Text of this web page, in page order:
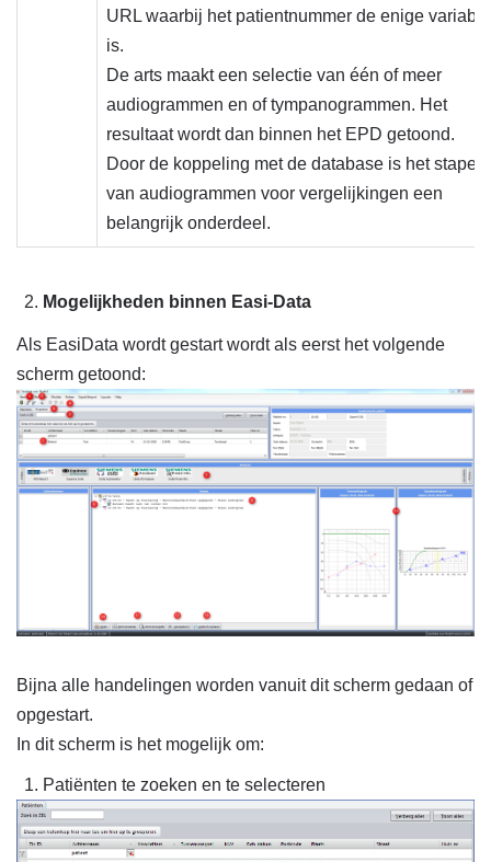
URL waarbij het patientnummer de enige
is.
De arts maakt een selectie van één of meer
audiogrammen en of tympanogrammen. Het
resultaat wordt dan binnen het EPD getoond.
Door de koppeling met de database is het
van audiogrammen voor vergelijkingen een
belangrijk onderdeel.
Mogelijkheden binnen Easi-Data
Als EasiData wordt gestart wordt als eerst het volgende
scherm getoond:
Bijna alle handelingen worden vanuit dit scherm gedaan of
opgestart.
In dit scherm is het mogelijk om:
Patiënten te zoeken en te selecteren